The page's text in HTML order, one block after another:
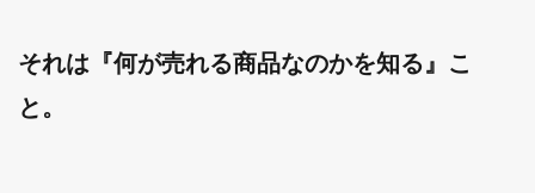
それは『何が売れる商品なのかを知る』こ
と。